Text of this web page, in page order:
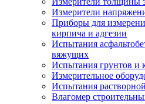
Измерители
Приборы для
кирпича и адгезии
Испытания
вяжущих
Испытания грунтов и
Измерительное
Испытания
Влагомер